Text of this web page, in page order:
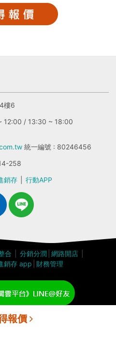
樓6
12:00 / 13:30 ~ 18:00
統一編號 : 80246456
258
銷存 行動APP
合 分銷分潤 網路開店
銷存 app 財務管理
Rights Reserved.
報價